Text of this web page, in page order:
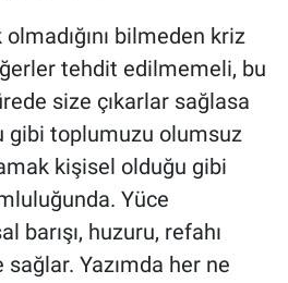
olmadığını bilmeden kriz
tehdit edilmemeli, bu
size çıkarlar sağlasa
gibi toplumuzu olumsuz
kişisel olduğu gibi
Yüce
barışı, huzuru, refahı
Yazımda her ne